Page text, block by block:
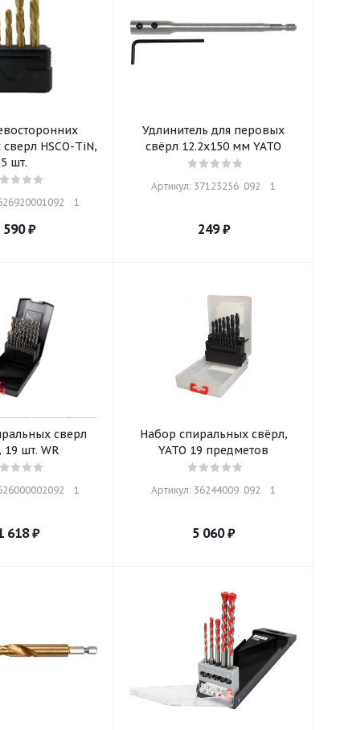
HSCO-TiN,
5 шт.
1
590₽
Удлинитель для перовых
свёрл 12.2х150 мм YATO
Артикул: 37123256  092    1
249₽
сверл
19 шт. WR
1
618₽
Набор спиральных свёрл,
YATO 19 предметов
Артикул: 36244009  092    1
5 060₽